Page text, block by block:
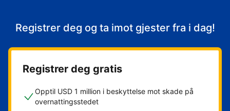
Registrer deg og ta imot gjester fra i dag!
Registrer deg gratis
Opptil USD 1 million i beskyttelse mot skade på
overnattingsstedet